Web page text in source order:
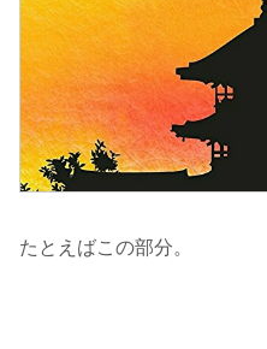
たとえばこの部分。